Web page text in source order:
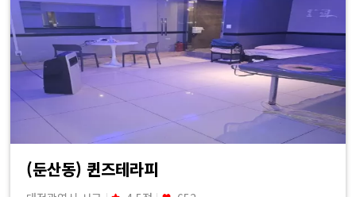
(둔산동) 퀸즈테라피